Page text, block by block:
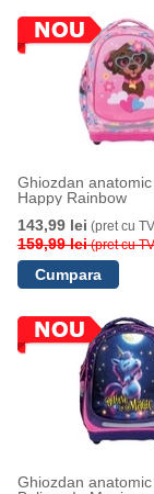
Ghiozdan
Happy Rainbow
143,99 lei (pret cu
159,99 lei(pret cu
Ghiozdan